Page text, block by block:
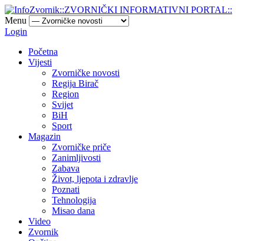
Menu
Login
Početna
Vijesti
Zvorničke novosti
Regija Birač
Region
Svijet
BiH
Sport
Magazin
Zvorničke priče
Zanimljivosti
Zabava
Život, ljepota i zdravlje
Poznati
Tehnologija
Misao dana
Video
Zvornik